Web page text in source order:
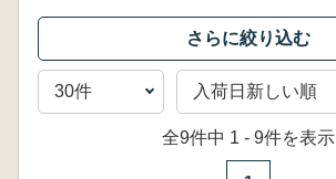
全9件中 1 - 9件を表示